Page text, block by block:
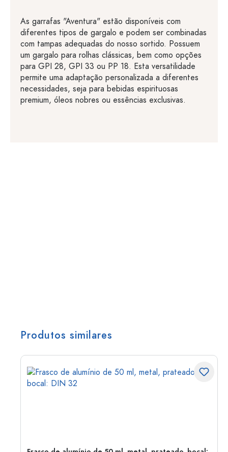
As garrafas "Aventura" estão disponíveis com
diferentes tipos de gargalo e podem ser combinadas
com tampas adequadas do nosso sortido. Possuem
um gargalo para rolhas clássicas, bem como opções
para GPI 28, GPI 33 ou PP 18. Esta versatilidade
permite uma adaptação personalizada a diferentes
necessidades, seja para bebidas espirituosas
premium, óleos nobres ou essências exclusivas.
Produtos similares